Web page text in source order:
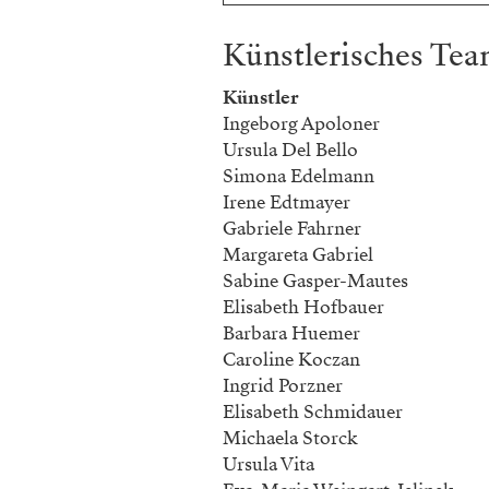
Künstlerisches
Künstler
Ingeborg Apoloner
Ursula Del Bello
Simona Edelmann
Irene Edtmayer
Gabriele Fahrner
Margareta Gabriel
Sabine Gasper-Mautes
Elisabeth Hofbauer
Barbara Huemer
Caroline Koczan
Ingrid Porzner
Elisabeth Schmidauer
Michaela Storck
Ursula Vita